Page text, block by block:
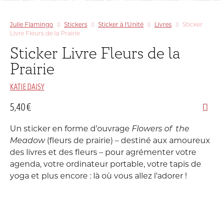
Julie Flamingo Stickers Sticker à l'Unité Livres
Sticker
Livre Fleurs de la Prairie
Sticker Livre Fleurs de la
Prairie
KATIE DAISY
5,40€
Un sticker en forme d’ouvrage Flowers of the
Meadow(fleurs de prairie) – destiné aux amoureux
des livres et des fleurs – pour agrémenter votre
agenda, votre ordinateur portable, votre tapis de
yoga et plus encore : là où vous allez l’adorer !